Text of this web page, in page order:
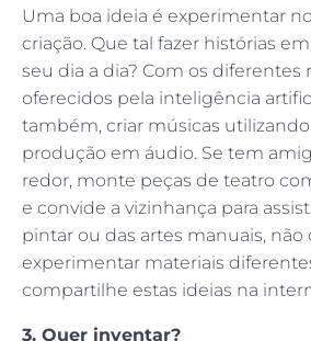
Uma boa ideia é experimentar
criação. Que tal fazer histórias
seu dia a dia? Com os diferentes
oferecidos pela inteligência
também, criar músicas
produção em áudio. Se tem
redor, monte peças de teatro
e convide a vizinhança para
pintar ou das artes manuais, não
experimentar materiais
compartilhe estas ideias na
3. Quer inventar?